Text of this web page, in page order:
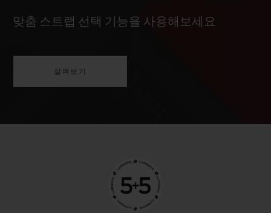
맞춤 스트랩 선택 기능을 사용해보세요
살펴보기